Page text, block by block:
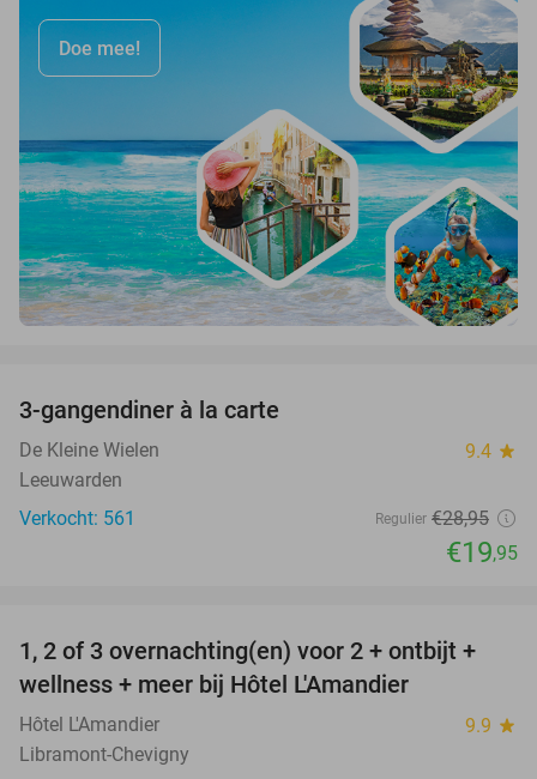
Doe mee!
3-gangendiner à la carte
De Kleine Wielen 9.4 star
Leeuwarden
Verkocht: 561
Regulier €28,95
€19,95
32%
TODAY
1, 2 of 3 overnachting(en) voor 2 + ontbijt +
wellness + meer bij Hôtel L'Amandier
Hôtel L'Amandier 9.9 star
Libramont-Chevigny